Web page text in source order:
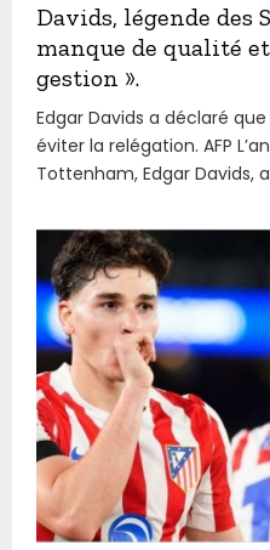
Davids, légende des
manque de qualité
gestion ».
Edgar Davids a déclaré
éviter la relégation. AFP
Tottenham, Edgar Davids,